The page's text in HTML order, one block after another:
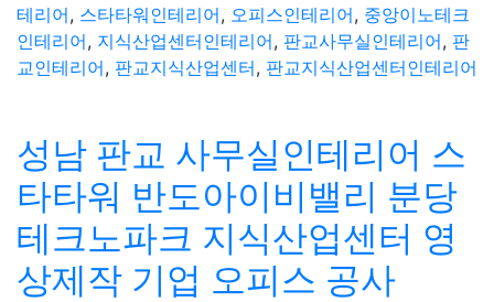
테리어, 스타타워인테리어, 오피스인테리어, 중앙이노테크
인테리어, 지식산업센터인테리어, 판교사무실인테리어, 판
교인테리어, 판교지식산업센터, 판교지식산업센터인테리어
성남 판교 사무실인테리어 스
타타워 반도아이비밸리 분당
테크노파크 지식산업센터 영
상제작 기업 오피스 공사